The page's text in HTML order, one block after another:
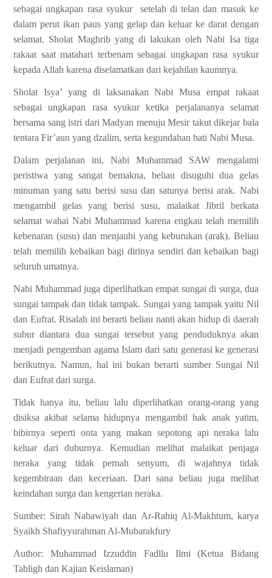
sebagai ungkapan rasa syukur
setelah di telan dan masuk ke
dalam perut ikan paus yang gelap dan keluar ke darat dengan
selamat. Sholat Maghrib yang di lakukan oleh Nabi Isa tiga
rakaat saat matahari terbenam sebagai ungkapan rasa syukur
kepada Allah karena diselamatkan dari kejahilan kaumnya.
Sholat Isya’ yang di laksanakan Nabi Musa empat rakaat
sebagai ungkapan rasa syukur ketika perjalananya selamat
bersama sang istri dari Madyan menuju Mesir takut dikejar bala
tentara Fir’aun yang dzalim, serta kegundahan hati Nabi Musa.
Dalam perjalanan ini, Nabi Muhammad SAW mengalami
peristiwa yang sangat bemakna, beliau disuguhi dua gelas
minuman yang satu berisi susu dan satunya berisi arak. Nabi
mengambil gelas yang berisi susu, malaikat Jibril berkata
selamat wahai Nabi Muhammad karena engkau telah memilih
kebenaran (susu) dan menjauhi yang keburukan (arak). Beliau
telah memilih kebaikan bagi dirinya sendiri dan kebaikan bagi
seluruh umatnya.
Nabi Muhammad juga diperlihatkan empat sungai di surga, dua
sungai tampak dan tidak tampak. Sungai yang tampak yaitu Nil
dan Eufrat. Risalah ini berarti beliau nanti akan hidup di daerah
subur diantara dua sungai tersebut yang penduduknya akan
menjadi pengemban agama Islam dari satu generasi ke generasi
berikutnya. Namun, hal ini bukan berarti sumber Sungai Nil
dan Eufrat dari surga.
Tidak hanya itu, beliau lalu diperlihatkan orang-orang yang
disiksa akibat selama hidupnya mengambil hak anak yatim,
bibirnya seperti onta yang makan sepotong api neraka lalu
keluar dari duburnya. Kemudian melihat malaikat penjaga
neraka yang tidak pernah senyum, di wajahnya tidak
kegembiraan dan keceriaan. Dari sana beliau juga melihat
keindahan surga dan kengerian neraka.
Sumber: Sirah Nabawiyah dan Ar-Rahiq Al-Makhtum, karya
Syaikh Shafiyyurahman Al-Mubarakfury
Author: Muhammad Izzuddin Fadllu Ilmi (Ketua Bidang
Tabligh dan Kajian Keislaman)